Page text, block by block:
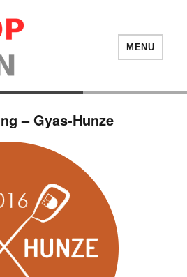
Blik Op Roeien
MENU
– Gyas-Hunze